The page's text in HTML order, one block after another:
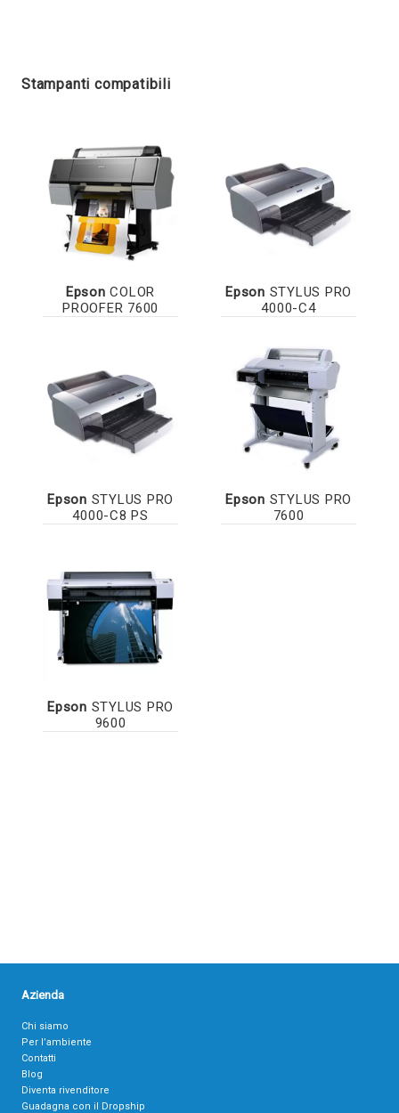
Stampanti compatibili
Epson COLOR
PROOFER 7600
Epson STYLUS PRO
4000-C4
Epson STYLUS PRO
4000-C8 PS
Epson STYLUS PRO
7600
Epson STYLUS PRO
9600
Azienda
Chi siamo
Per l’ambiente
Contatti
Blog
Diventa rivenditore
Guadagna con il Dropship